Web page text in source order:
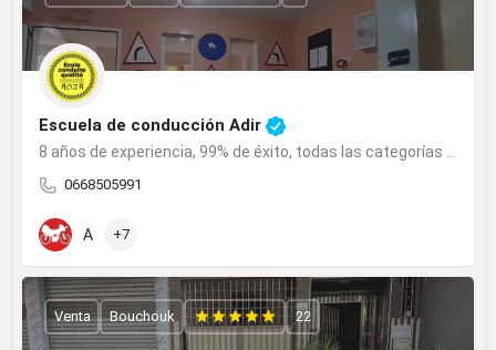
Escuela de conducción Adir
0668505991
A +7
Venta Bouchouk 22